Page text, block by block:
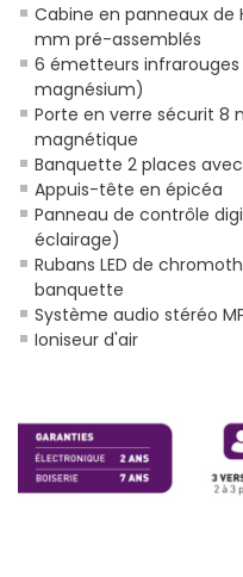
Cabine en panneaux
mm pré-assemblés
6 émetteurs
magnésium)
Porte en verre sécurit
magnétique
Banquette 2 places
Appuis-tête en épicéa
Panneau de contrôle
éclairage)
Rubans LED de
banquette
Système audio stéréo
Ioniseur d'air